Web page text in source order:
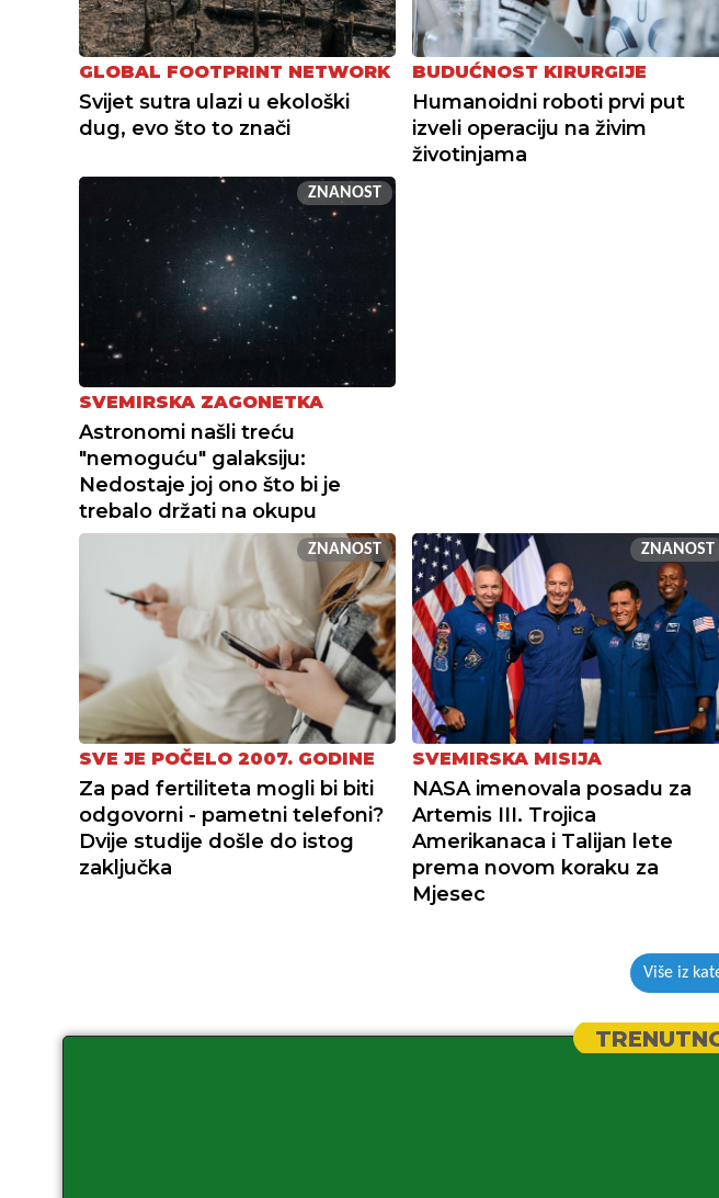
GLOBAL FOOTPRINT NETWORK
Svijet sutra ulazi u ekološki
dug, evo što to znači
BUDUĆNOST KIRURGIJE
Humanoidni roboti prvi put
izveli operaciju na živim
životinjama
ZNANOST
SVEMIRSKA ZAGONETKA
Astronomi našli treću
"nemoguću" galaksiju:
Nedostaje joj ono što bi je
trebalo držati na okupu
ZNANOST
SVE JE POČELO 2007. GODINE
Za pad fertiliteta mogli bi biti
odgovorni - pametni telefoni?
Dvije studije došle do istog
zaključka
ZNANOST
SVEMIRSKA MISIJA
NASA imenovala posadu za
Artemis III. Trojica
Amerikanaca i Talijan lete
prema novom koraku za
Mjesec
Više iz